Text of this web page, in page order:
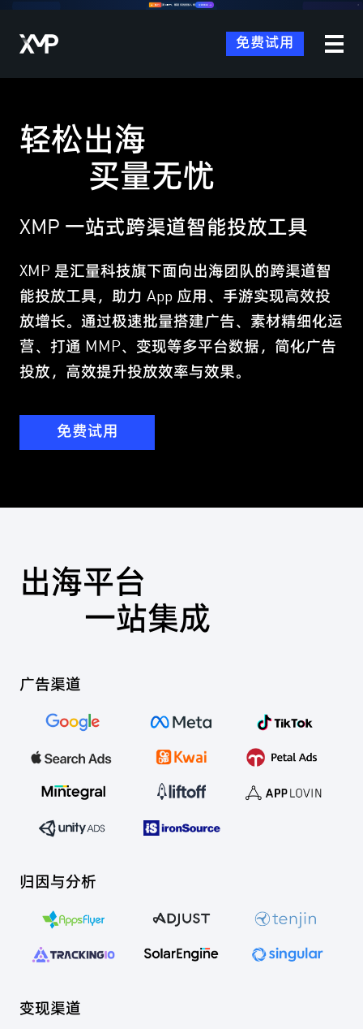
免费试用
轻松出海
买量无忧
XMP 一站式跨渠道智能投放工具
XMP 是汇量科技旗下面向出海团队的跨渠道智
能投放工具，助力 App 应用、手游实现高效投
放增长。通过极速批量搭建广告、素材精细化运
营、打通 MMP、变现等多平台数据，简化广告
投放，高效提升投放效率与效果。
免费试用
出海平台
一站集成
广告渠道
归因与分析
变现渠道